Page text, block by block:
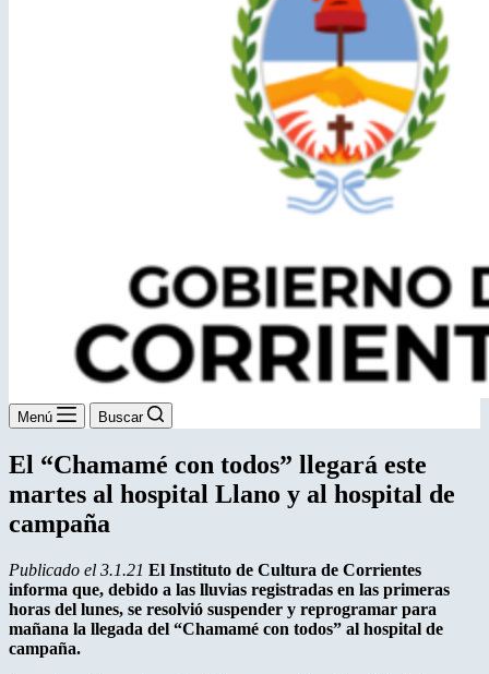
Menú Buscar
El “Chamamé con todos” llegará este
martes al hospital Llano y al hospital de
campaña
Publicado el 3.1.21 El Instituto de Cultura de Corrientes
informa que, debido a las lluvias registradas en las primeras
horas del lunes, se resolvió suspender y reprogramar para
mañana la llegada del “Chamamé con todos” al hospital de
campaña.